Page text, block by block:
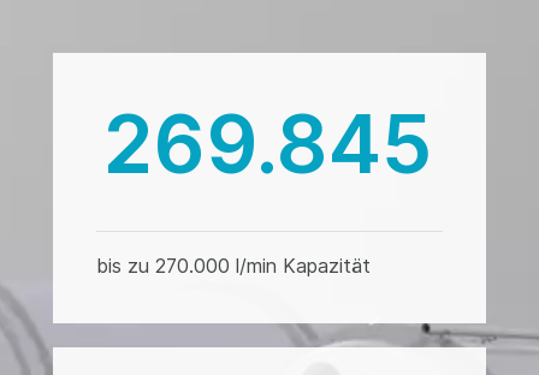
270.000
bis zu 270.000 l/min Kapazität